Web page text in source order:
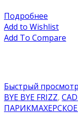
Подробнее
Add to Wishlist
Add To Compare
Быстрый просмотр
BYE BYE FRIZZ,